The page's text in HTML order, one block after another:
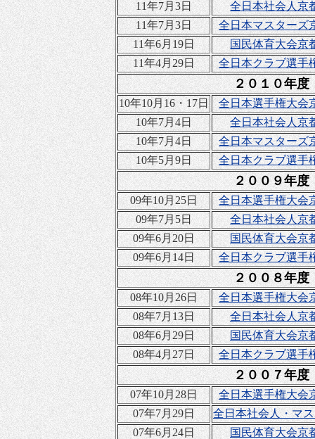
11年7月3日
全日本社会人京
11年7月3日
全日本マスターズ
11年6月19日
国民体育大会京
11年4月29日
全日本クラブ選手
２０１０年度
10年10月16・17日
全日本選手権大会
10年7月4日
全日本社会人京
10年7月4日
全日本マスターズ
10年5月9日
全日本クラブ選手
２００９年度
09年10月25日
全日本選手権大会
09年7月5日
全日本社会人京
09年6月20日
国民体育大会京
09年6月14日
全日本クラブ選手
２００８年度
08年10月26日
全日本選手権大会
08年7月13日
全日本社会人京
08年6月29日
国民体育大会京
08年4月27日
全日本クラブ選手
２００７年度
07年10月28日
全日本選手権大会
07年7月29日
全日本社会人・マ
07年6月24日
国民体育大会京